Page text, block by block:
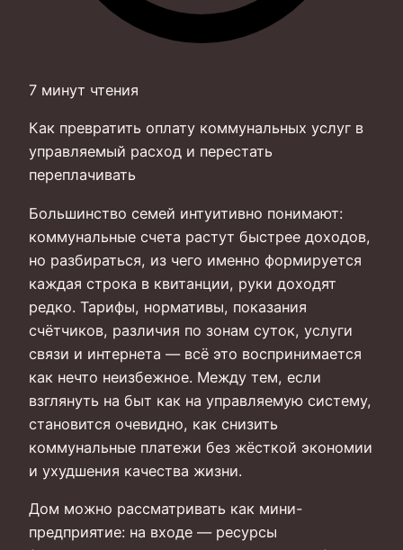
7 минут чтения
Как превратить оплату коммунальных услуг в
управляемый расход и перестать
переплачивать
Большинство семей интуитивно понимают:
коммунальные счета растут быстрее доходов,
но разбираться, из чего именно формируется
каждая строка в квитанции, руки доходят
редко. Тарифы, нормативы, показания
счётчиков, различия по зонам суток, услуги
связи и интернета — всё это воспринимается
как нечто неизбежное. Между тем, если
взглянуть на быт как на управляемую систему,
становится очевидно, как снизить
коммунальные платежи без жёсткой экономии
и ухудшения качества жизни.
Дом можно рассматривать как мини-
предприятие: на входе — ресурсы